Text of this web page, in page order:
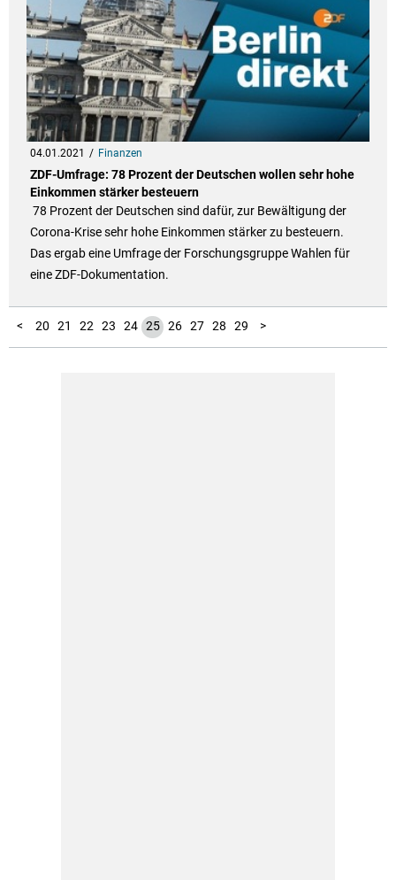
04.01.2021 Finanzen
ZDF-Umfrage: 78 Prozent der Deutschen wollen sehr hohe
Einkommen stärker besteuern
78 Prozent der Deutschen sind dafür, zur Bewältigung der
Corona-Krise sehr hohe Einkommen stärker zu besteuern.
Das ergab eine Umfrage der Forschungsgruppe Wahlen für
eine ZDF-Dokumentation.
<
1
2
3
4
5
6
7
8
9
10
11
12
13
14
15
16
17
18
19 20 21 22 23 24 25 26 27 28 29
30
31
32 >